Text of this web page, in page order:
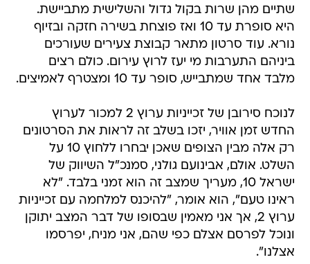
שתיים מהן שרות בקול גדול והשלישית מתביישת.
היא סופרת עד 10 ואז פוצחת בשירה חזקה ובזיוף
נורא. עוד סרטון מתאר קבוצת צעירים שעורכים
ביניהם התערבות מי יעז לרוץ עירום. כולם רצים
מלבד אחד שמתבייש, סופר עד 10 ומצטרף לאמיצים.
לנוכח סירובן של זכייניות ערוץ 2 למכור לערוץ
החדש זמן אוויר, יזכו בשלב זה לראות את הסרטונים
רק אלה מבין הצופים שאכן יבחרו ללחוץ 10 על
השלט. אולם, אבינועם גולני, סמנכ"ל השיווק של
ישראל 10, מעריך שמצב זה הוא זמני בלבד. "לא
ראינו טעם", הוא אומר, "להיכנס למלחמה עם זכייניות
ערוץ 2, אך אני מאמין שבסופו של דבר המצב יתוקן
ונוכל לפרסם אצלם כפי שהם, אני מניח, יפרסמו
אצלנו".